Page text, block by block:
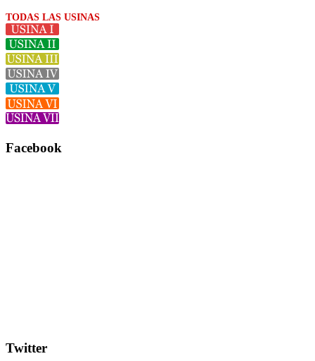
TODAS LAS USINAS
Facebook
Twitter